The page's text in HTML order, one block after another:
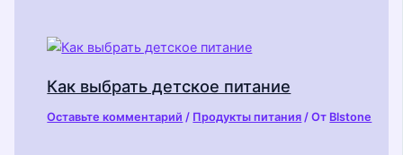
Как выбрать детское питание
Оставьте комментарий / Продукты питания / От Blstone